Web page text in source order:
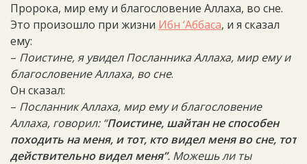
Пророка, мир ему и благословение Аллаха, во сне.
Это произошло при жизни Ибн ‘Аббаса, и я сказал
ему:
– Поистине, я увидел Посланника Аллаха, мир ему и
благословение Аллаха, во сне.
Он сказал:
– Посланник Аллаха, мир ему и благословение
Аллаха, говорил: “Поистине, шайтан не способен
походить на меня, и тот, кто видел меня во сне, тот
действительно видел меня”. Можешь ли ты